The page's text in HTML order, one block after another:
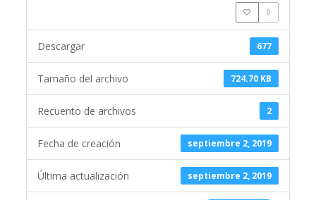
0
677
Descargar
724.70 KB
Tamaño del archivo
2
Recuento de archivos
septiembre 2, 2019
Fecha de creación
septiembre 2, 2019
Última actualización